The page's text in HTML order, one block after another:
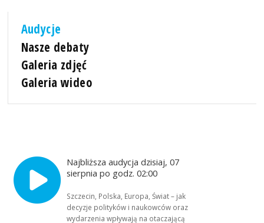
Audycje
Nasze debaty
Galeria zdjęć
Galeria wideo
Najbliższa audycja dzisiaj, 07
sierpnia po godz. 02:00
Szczecin, Polska, Europa, Świat – jak
decyzje polityków i naukowców oraz
wydarzenia wpływają na otaczającą